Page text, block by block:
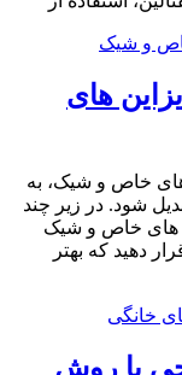
های
های خاص و شیک، به
شود. در زیر چند
های خاص و شیک
دهید که بهتر
با روش